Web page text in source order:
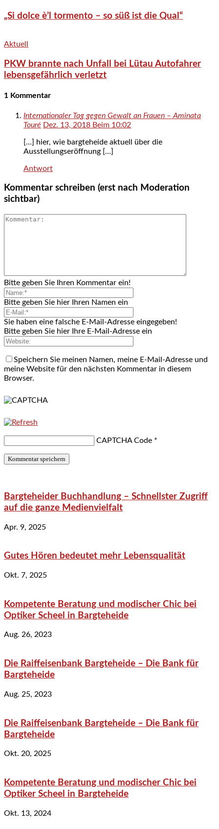
„Si dolce è’l tormento – so süß ist die Qual“
Aktuell
PKW brannte nach Unfall bei Lütau Autofahrer
lebensgefährlich verletzt
1 Kommentar
Internationaler Tag gegen Gewalt an Frauen – Aminata
Touré Dez. 13, 2018 Beim 10:02
[…] hier, wie bargteheide aktuell über die
Ausstellungseröffnung […]
Antwort
Kommentar schreiben (erst nach Moderation
sichtbar)
Bitte geben Sie Ihren Kommentar ein!
Bitte geben Sie hier Ihren Namen ein
Sie haben eine falsche E-Mail-Adresse eingegeben!
Bitte geben Sie hier Ihre E-Mail-Adresse ein
Speichern Sie meinen Namen, meine E-Mail-Adresse und
meine Website für den nächsten Kommentar in diesem
Browser.
CAPTCHA Code *
Bargteheider Buchhandlung – Schnellster Zugriff
auf die ganze Medienvielfalt
Apr. 9, 2025
Gutes Hören bedeutet mehr Lebensqualität
Okt. 7, 2025
Kompetente Beratung und modischer Chic bei
Optiker Scheel in Bargteheide
Aug. 26, 2023
Die Raiffeisenbank Bargteheide – Die Bank für
Bargteheide
Aug. 25, 2023
Die Raiffeisenbank Bargteheide – Die Bank für
Bargteheide
Okt. 20, 2025
Kompetente Beratung und modischer Chic bei
Optiker Scheel in Bargteheide
Okt. 13, 2024